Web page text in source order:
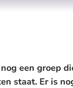
een groep
staat. Er is